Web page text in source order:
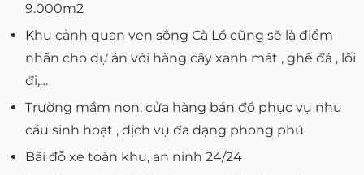
9.000m2
Khu cảnh quan ven sông Cà Lồ cũng sẽ là điểm
nhấn cho dự án với hàng cây xanh mát , ghế đá , lối
đi,…
Trường mầm non, cửa hàng bán đồ phục vụ nhu
cầu sinh hoạt , dịch vụ đa dạng phong phú
Bãi đỗ xe toàn khu, an ninh 24/24